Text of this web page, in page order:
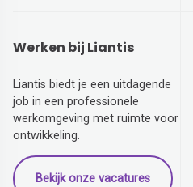
Werken bij Liantis
Liantis biedt je een uitdagende
job in een professionele
werkomgeving met ruimte voor
ontwikkeling.
Bekijk onze vacatures